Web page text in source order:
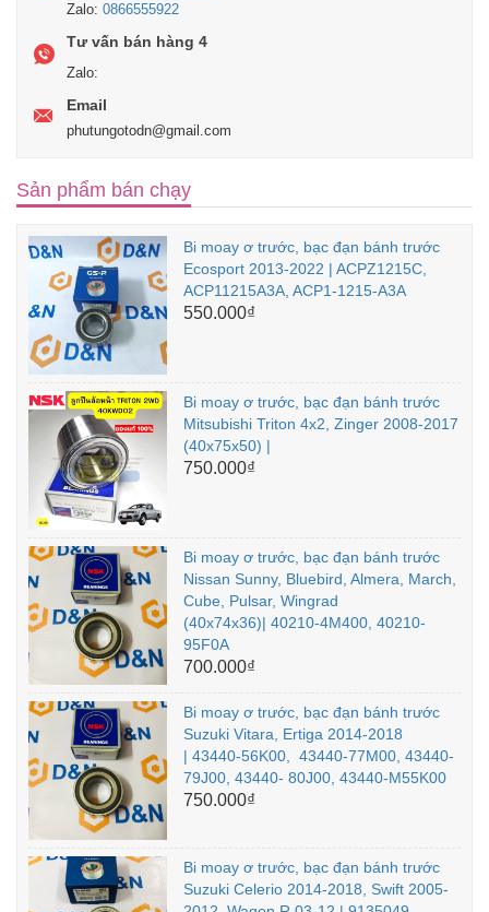
Zalo: 0866555922
Tư vấn bán hàng 4
Zalo:
Email
phutungotodn@gmail.com
Sản phẩm bán chạy
Bi moay ơ trước, bạc đạn bánh trước
Ecosport 2013-2022 | ACPZ1215C,
ACP11215A3A, ACP1-1215-A3A
550.000₫
Bi moay ơ trước, bạc đạn bánh trước
Mitsubishi Triton 4x2, Zinger 2008-2017
(40x75x50) |
750.000₫
Bi moay ơ trước, bạc đạn bánh trước
Nissan Sunny, Bluebird, Almera, March,
Cube, Pulsar, Wingrad
(40x74x36)| 40210-4M400, 40210-
95F0A
700.000₫
Bi moay ơ trước, bạc đạn bánh trước
Suzuki Vitara, Ertiga 2014-2018
| 43440-56K00, 43440-77M00, 43440-
79J00, 43440- 80J00, 43440-M55K00
750.000₫
Bi moay ơ trước, bạc đạn bánh trước
Suzuki Celerio 2014-2018, Swift 2005-